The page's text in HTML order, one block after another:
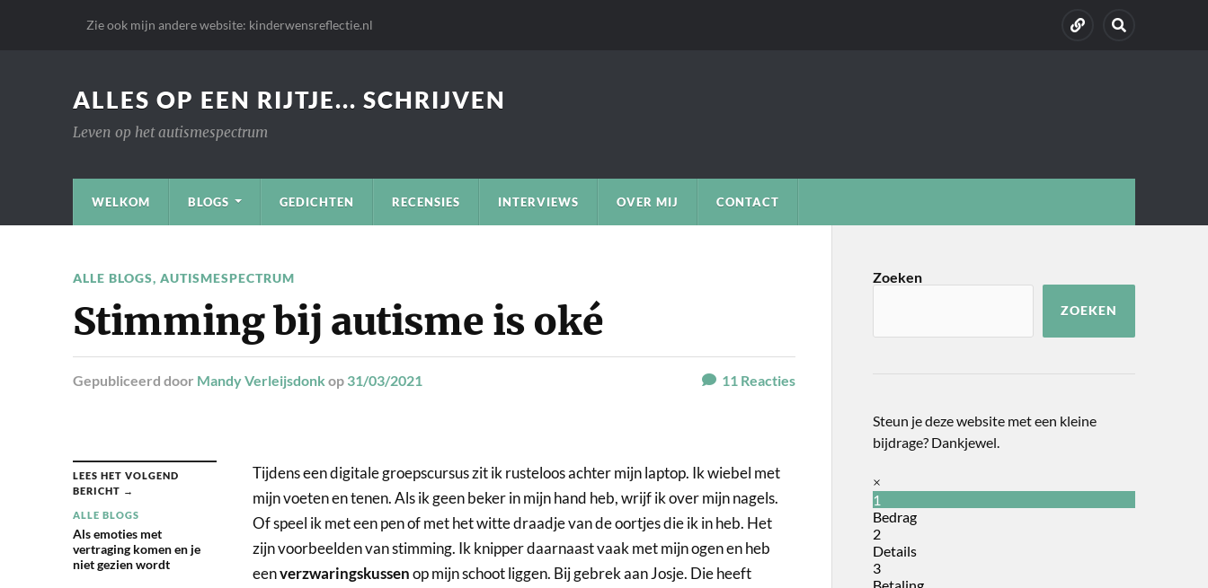
Zie ook mijn andere website: kinderwensreflectie.nl
ALLES OP EEN RIJTJE... SCHRIJVEN
Leven op het autismespectrum
WELKOM BLOGS GEDICHTEN RECENSIES INTERVIEWS OVER MIJ CONTACT
ALLE BLOGS, AUTISMESPECTRUM
Stimming bij autisme is oké
Gepubliceerd door Mandy Verleijsdonk op 31/03/2021 11Reacties
LEES HET VOLGEND
BERICHT →
ALLE BLOGS
Als emoties met
vertraging komen en je
niet gezien wordt
Tijdens een digitale groepscursus zit ik rusteloos achter mijn laptop. Ik wiebel met
mijn voeten en tenen. Als ik geen beker in mijn hand heb, wrijf ik over mijn nagels.
Of speel ik met een pen of met het witte draadje van de oortjes die ik in heb. Het
zijn voorbeelden van stimming. Ik knipper daarnaast vaak met mijn ogen en heb
eenverzwaringskussenop mijn schoot liggen. Bij gebrek aan Josje. Die heeft
Zoeken
ZOEKEN
Steun je deze website met een kleine
bijdrage? Dankjewel.